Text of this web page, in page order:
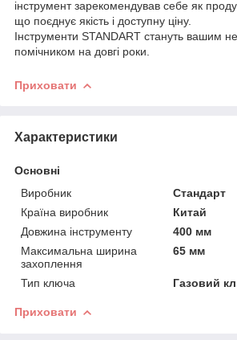
інструмент зарекомендував себе як
що поєднує якість і доступну ціну.
Інструменти STANDART стануть вашим
помічником на довгі роки.
Приховати
Характеристики
Основні
Виробник
Стандарт
Країна виробник
Китай
Довжина інструменту
400 мм
Максимальна ширина
захоплення
65 мм
Тип ключа Газовий
Приховати